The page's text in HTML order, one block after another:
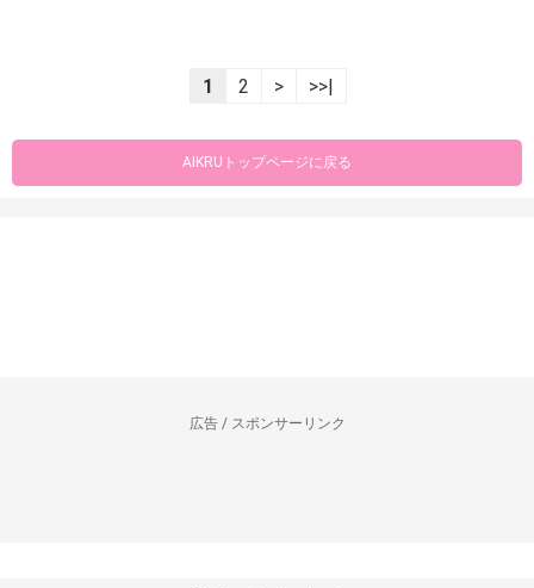
1 2 > >>|
AIKRUトップページに戻る
広告 / スポンサーリンク